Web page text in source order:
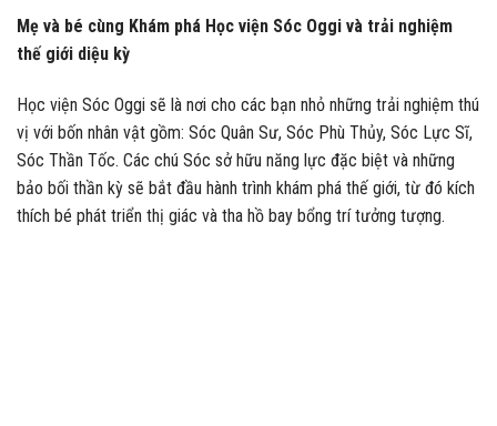
Mẹ và bé cùng Khám phá Học viện Sóc Oggi và trải nghiệm
thế giới diệu kỳ
Học viện Sóc Oggi sẽ là nơi cho các bạn nhỏ những trải nghiệm thú
vị với bốn nhân vật gồm: Sóc Quân Sư, Sóc Phù Thủy, Sóc Lực Sĩ,
Sóc Thần Tốc. Các chú Sóc sở hữu năng lực đặc biệt và những
bảo bối thần kỳ sẽ bắt đầu hành trình khám phá thế giới, từ đó kích
thích bé phát triển thị giác và tha hồ bay bổng trí tưởng tượng.